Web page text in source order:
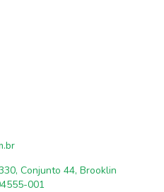
Conjunto 44, Brooklin
001